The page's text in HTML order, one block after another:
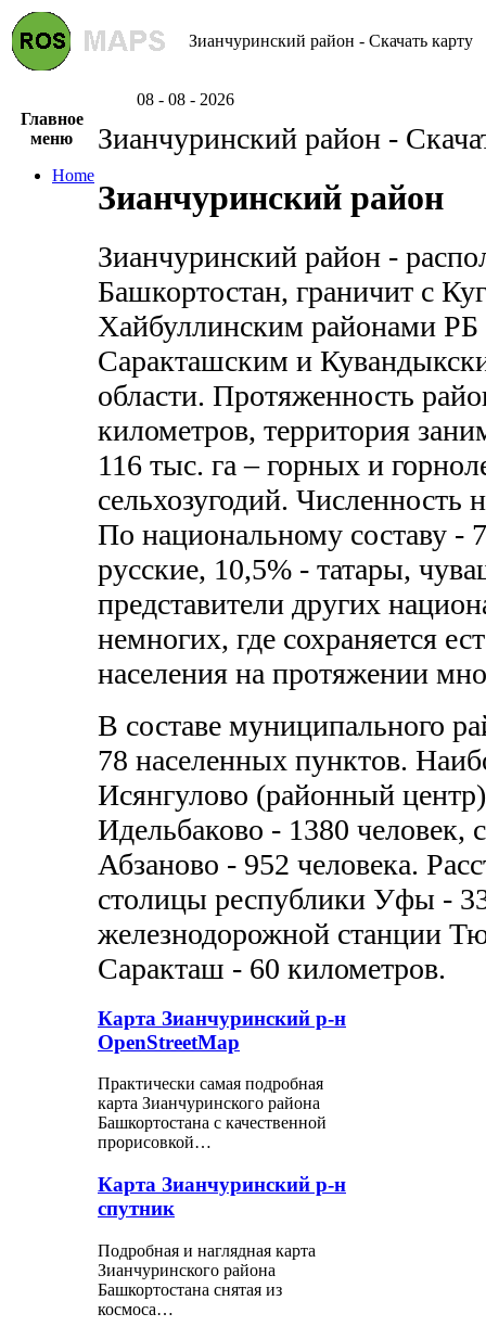
Зианчуринский район - Скачать карту
08 - 08 - 2026
Главное
меню
Home
Зианчуринский район -
Зианчуринский район
Зианчуринский район -
Башкортостан, граничит с
Хайбуллинским районами
Саракташским и
области. Протяженность
километров, территория
116 тыс. га – горных и
сельхозугодий. Численность
По национальному составу -
русские, 10,5% - татары,
представители других
немногих, где сохраняется
населения на протяжении
В составе муниципального
78 населенных пунктов.
Исянгулово (районный
Идельбаково - 1380 человек,
Абзаново - 952 человека.
столицы республики Уфы -
железнодорожной станции
Саракташ - 60 километров.
Карта Зианчуринский р-н
OpenStreetMap
Практически самая подробная
карта Зианчуринского района
Башкортостана с качественной
прорисовкой…
Карта Зианчуринский р-н
спутник
Подробная и наглядная карта
Зианчуринского района
Башкортостана снятая из
космоса…